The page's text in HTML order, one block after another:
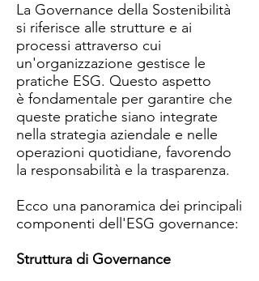
La Governance della Sostenibilità
si riferisce alle strutture e ai
processi attraverso cui
un'organizzazione gestisce le
pratiche ESG. Questo aspetto
è fondamentale per garantire che
queste pratiche siano integrate
nella strategia aziendale e nelle
operazioni quotidiane, favorendo
la responsabilità e la trasparenza.
Ecco una panoramica dei principali
componenti dell'ESG governance:
Struttura di Governance